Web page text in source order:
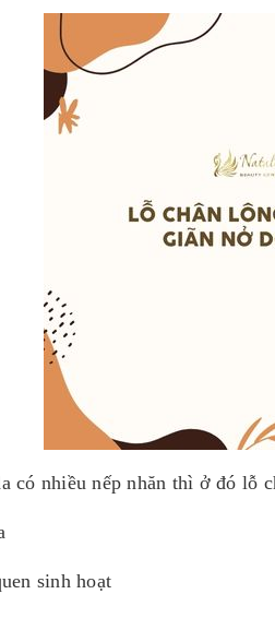
có nhiều nếp nhăn thì ở đó lỗ
sinh hoạt